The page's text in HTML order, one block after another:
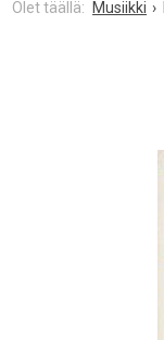
Musiikki